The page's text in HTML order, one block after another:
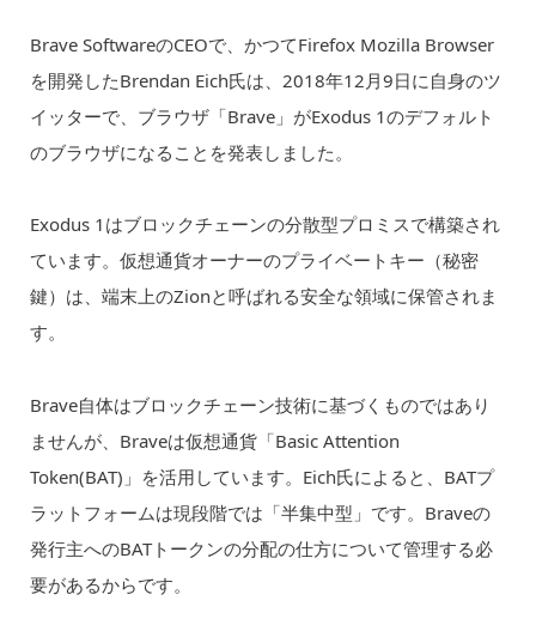
Brave SoftwareのCEOで、かつてFirefox Mozilla Browser
を開発したBrendan Eich氏は、2018年12月9日に自身のツ
イッターで、ブラウザ「Brave」がExodus 1のデフォルト
のブラウザになることを発表しました。
Exodus 1はブロックチェーンの分散型プロミスで構築され
ています。仮想通貨オーナーのプライベートキー（秘密
鍵）は、端末上のZionと呼ばれる安全な領域に保管されま
す。
Brave自体はブロックチェーン技術に基づくものではあり
ませんが、Braveは仮想通貨「Basic Attention
Token(BAT)」を活用しています。Eich氏によると、BATプ
ラットフォームは現段階では「半集中型」です。Braveの
発行主へのBATトークンの分配の仕方について管理する必
要があるからです。